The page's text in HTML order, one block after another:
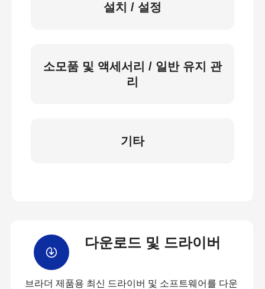
설치 / 설정
소모품 및 액세서리 / 일반 유지 관
리
기타
다운로드 및 드라이버
브라더 제품용 최신 드라이버 및 소프트웨어를 다운